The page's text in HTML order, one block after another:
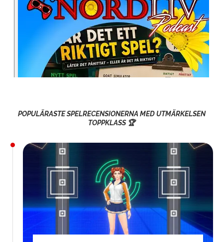
POPULÄRASTE SPELRECENSIONERNA MED UTMÄRKELSEN
TOPPKLASS 🏆